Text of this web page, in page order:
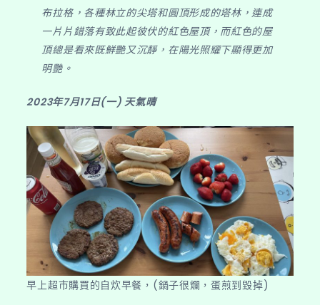
【奇
的
千
塔
之
城
～
布
拉
格】〉
布拉格，各種林立的尖塔和圓頂形成的塔林，連成
一片片錯落有致此起彼伏的紅色屋頂，而紅色的屋
頂總是看來既鮮艷又沉靜，在陽光照耀下顯得更加
明艷。
2023年7月17日(一) 天氣晴
早上超市購買的自炊早餐，(鍋子很爛，蛋煎到毀掉)